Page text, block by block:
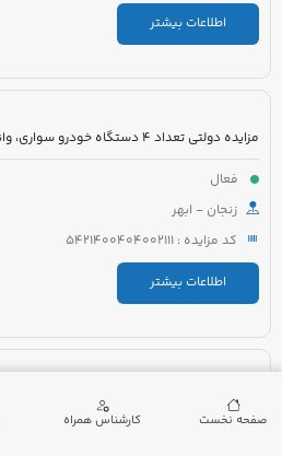
اطلاعات بیشتر
فعال
زنجان - ابهر
کد مزایده : 5421400404002111
اطلاعات بیشتر
صفحه نخست کارشناس همراه